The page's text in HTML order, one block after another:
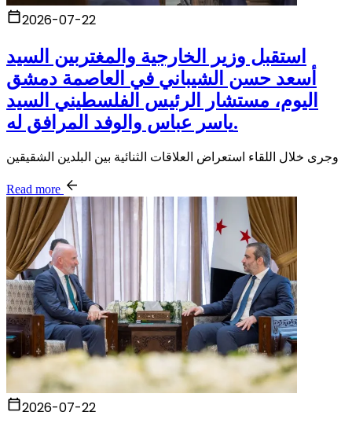
2026-07-22
استقبل وزير الخارجية والمغتربين السيد
أسعد حسن الشيباني في العاصمة دمشق
اليوم، مستشار الرئيس الفلسطيني السيد
ياسر عباس والوفد المرافق له.
وجرى خلال اللقاء استعراض العلاقات الثنائية بين البلدين الشقيقين
Read more
2026-07-22